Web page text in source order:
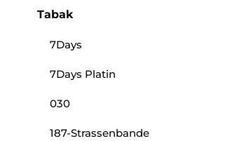
Tabak
7Days
7Days Platin
030
187-Strassenbande